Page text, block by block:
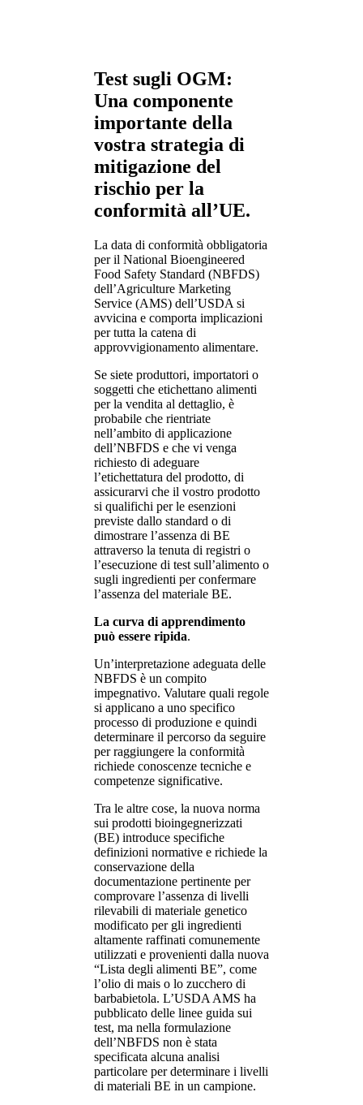
Test sugli OGM:
Una componente
importante della
vostra strategia di
mitigazione del
rischio per la
conformità all’UE.
La data di conformità obbligatoria
per il National Bioengineered
Food Safety Standard (NBFDS)
dell’Agriculture Marketing
Service (AMS) dell’USDA si
avvicina e comporta implicazioni
per tutta la catena di
approvvigionamento alimentare.
Se siete produttori, importatori o
soggetti che etichettano alimenti
per la vendita al dettaglio, è
probabile che rientriate
nell’ambito di applicazione
dell’NBFDS e che vi venga
richiesto di adeguare
l’etichettatura del prodotto, di
assicurarvi che il vostro prodotto
si qualifichi per le esenzioni
previste dallo standard o di
dimostrare l’assenza di BE
attraverso la tenuta di registri o
l’esecuzione di test sull’alimento o
sugli ingredienti per confermare
l’assenza del materiale BE.
La curva di apprendimento
può essere ripida.
Un’interpretazione adeguata delle
NBFDS è un compito
impegnativo. Valutare quali regole
si applicano a uno specifico
processo di produzione e quindi
determinare il percorso da seguire
per raggiungere la conformità
richiede conoscenze tecniche e
competenze significative.
Tra le altre cose, la nuova norma
sui prodotti bioingegnerizzati
(BE) introduce specifiche
definizioni normative e richiede la
conservazione della
documentazione pertinente per
comprovare l’assenza di livelli
rilevabili di materiale genetico
modificato per gli ingredienti
altamente raffinati comunemente
utilizzati e provenienti dalla nuova
“Lista degli alimenti BE”, come
l’olio di mais o lo zucchero di
barbabietola. L’USDA AMS ha
pubblicato delle linee guida sui
test, ma nella formulazione
dell’NBFDS non è stata
specificata alcuna analisi
particolare per determinare i livelli
di materiali BE in un campione.